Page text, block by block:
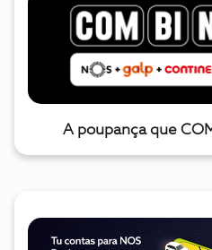
A poupança que